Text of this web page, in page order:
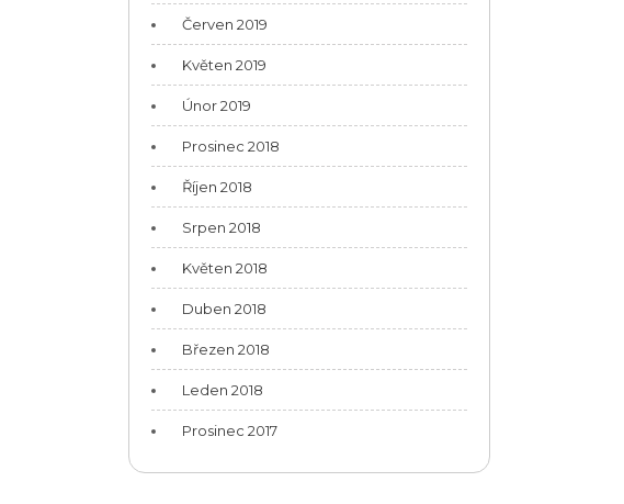
Červen 2019
Květen 2019
Únor 2019
Prosinec 2018
Říjen 2018
Srpen 2018
Květen 2018
Duben 2018
Březen 2018
Leden 2018
Prosinec 2017